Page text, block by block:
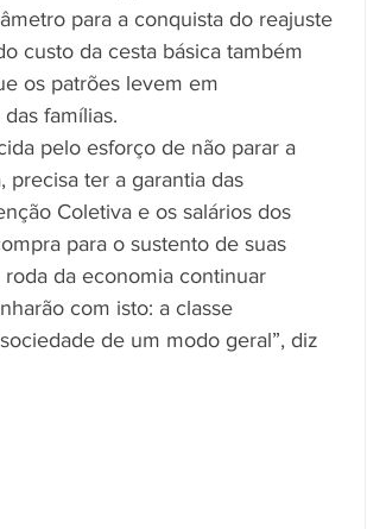
para a conquista do reajuste
custo da cesta básica também
os patrões levem em
famílias.
pelo esforço de não parar a
precisa ter a garantia das
Coletiva e os salários dos
para o sustento de suas
da economia continuar
com isto: a classe
de um modo geral”, diz